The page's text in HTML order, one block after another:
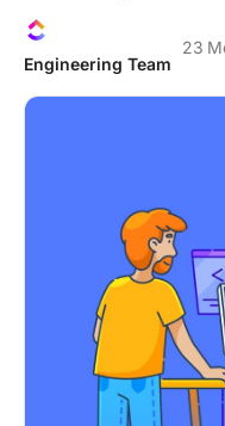
Engineering Team
23